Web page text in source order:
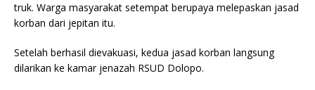
truk. Warga masyarakat setempat berupaya melepaskan jasad
korban dari jepitan itu.
Setelah berhasil dievakuasi, kedua jasad korban langsung
dilarikan ke kamar jenazah RSUD Dolopo.